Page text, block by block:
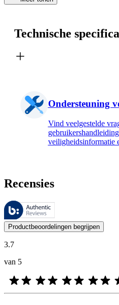
Technische
Ondersteuning
Vind veelgestelde
veiligheidsinformatie
Recensies
Deze beoordelingen worden
De mening van onze klanten is
Productbeoordelingen begrijpen
3.7
van 5